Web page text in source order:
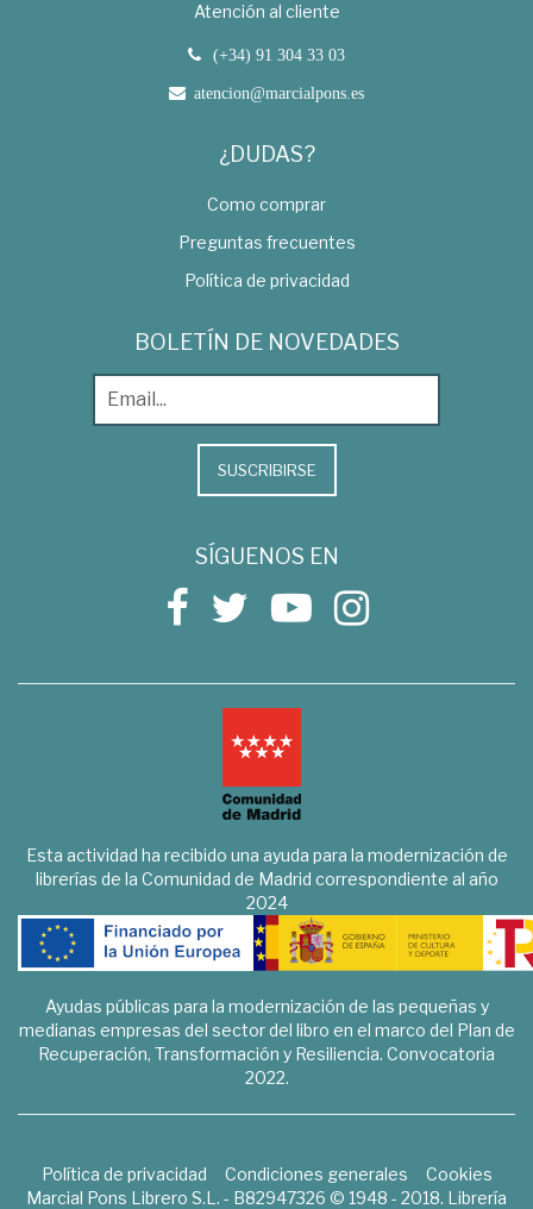
Atención al cliente
(+34) 91 304 33 03
atencion@marcialpons.es
¿DUDAS?
Como comprar
Preguntas frecuentes
Política de privacidad
BOLETÍN DE NOVEDADES
SUSCRIBIRSE
SÍGUENOS EN
Esta actividad ha recibido una ayuda para la modernización de
librerías de la Comunidad de Madrid correspondiente al año
2024
Ayudas públicas para la modernización de las pequeñas y
medianas empresas del sector del libro en el marco del Plan de
Recuperación, Transformación y Resiliencia. Convocatoria
2022.
Política de privacidad Condiciones generales
Cookies
Marcial Pons Librero S.L. - B82947326 © 1948 - 2018. Librería